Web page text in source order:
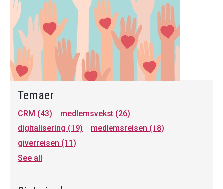
Temaer
CRM (43) medlemsvekst (26)
digitalisering (19) medlemsreisen (18)
giverreisen (11)
See all